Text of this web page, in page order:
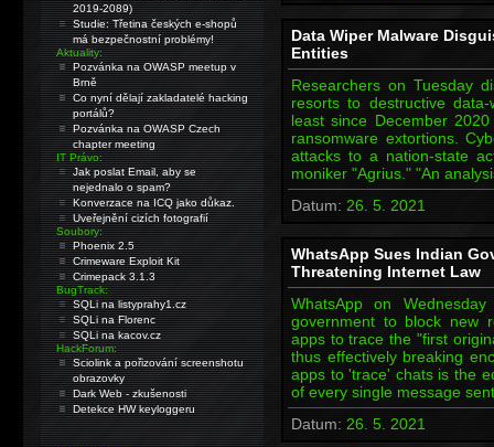
Data Wiper Malware
Entities
Researchers on Tuesday
resorts to destructive
least since December
ransomware extortions.
attacks to a nation-state
moniker "Agrius." "An
Datum: 26. 5. 2021
WhatsApp Sues Indian
Threatening Internet Law
WhatsApp on
government to block new
apps to trace the "first
thus effectively breaking
apps to 'trace' chats is the
of every single message
Datum: 26. 5. 2021
2019-2089)
Studie: Třetina českých e-shopů
má bezpečnostní problémy!
Aktuality:
Pozvánka na OWASP meetup v
Brně
Co nyní dělají zakladatelé hacking
portálů?
Pozvánka na OWASP Czech
chapter meeting
IT Právo:
Jak poslat Email, aby se
nejednalo o spam?
Konverzace na ICQ jako důkaz.
Uveřejnění cizích fotografií
Soubory:
Phoenix 2.5
Crimeware Exploit Kit
Crimepack 3.1.3
BugTrack:
SQLi na listyprahy1.cz
SQLi na Florenc
SQLi na kacov.cz
HackForum:
Sciolink a pořizování screenshotu
obrazovky
Dark Web - zkušenosti
Detekce HW keyloggeru